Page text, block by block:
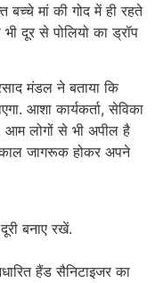
बच्चे मां की गोद में ही रहते
दूर से पोलियो का ड्रॉप
मंडल ने बताया कि
आशा कार्यकर्ता, सेविका
आम लोगों से भी अपील है
जागरूक होकर अपने
बनाए रखें.
हैंड सैनिटाइजर का